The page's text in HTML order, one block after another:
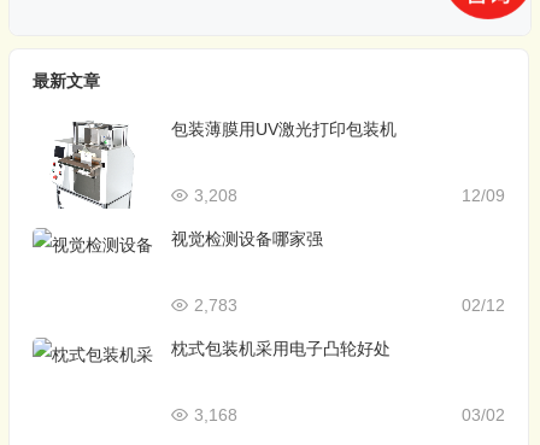
最新文章
包装薄膜用UV激光打印包装机
12/09
3,208
视觉检测设备哪家强
02/12
2,783
枕式包装机采用电子凸轮好处
03/02
3,168